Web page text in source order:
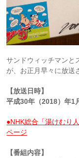
サンドウィッチマンと
が、お正月早々に放送
【放送日時】
平成30年（2018）年
●NHK総合「湯けむり
ページ
【番組内容】